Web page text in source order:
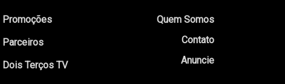
Promoções
Parceiros
Dois Terços TV
Quem Somos
Contato
Anuncie